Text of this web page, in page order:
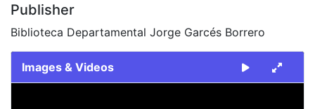
Publisher
Biblioteca Departamental Jorge Garcés Borrero
Images & Videos